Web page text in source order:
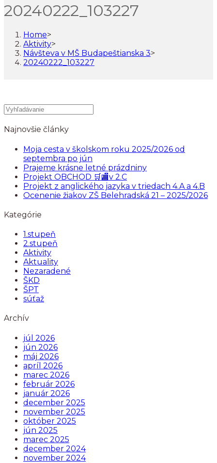
20240222_103227
Home>
Aktivity>
Návšteva v MŠ Budapeštianska 3>
20240222_103227
Najnovšie články
Moja cesta v školskom roku 2025/2026 od
septembra po jún
Prajeme krásne letné prázdniny
Projekt OBCHOD 🛒🏬v 2.C
Projekt z anglického jazyka v triedach 4.A a 4.B
Ocenenie žiakov ZŠ Belehradská 21 – 2025/2026
Kategórie
1.stupeň
2.stupeň
Aktivity
Aktuality
Nezaradené
ŠKD
ŠPT
súťaž
Archív
júl 2026
jún 2026
máj 2026
apríl 2026
marec 2026
február 2026
január 2026
december 2025
november 2025
október 2025
jún 2025
marec 2025
december 2024
november 2024